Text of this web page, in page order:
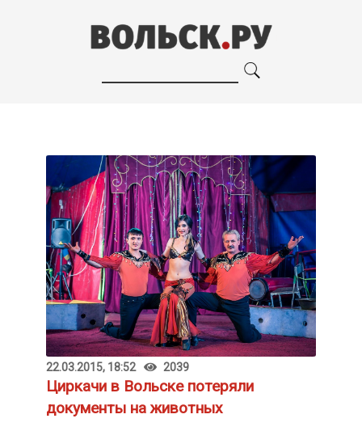
22.03.2015, 18:52 2039
Циркачи в Вольске потеряли
документы на животных